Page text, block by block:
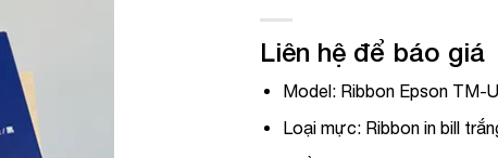
Liên hệ để báo giá
Model: Ribbon Epson TM-
Loại mực: Ribbon in bill